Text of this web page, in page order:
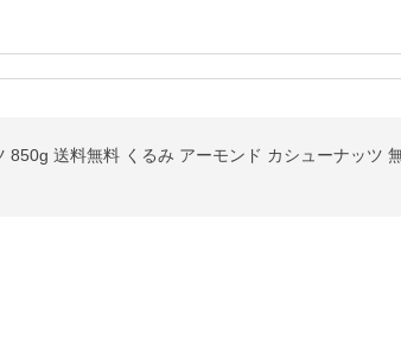
850g 送料無料 くるみ アーモンド カシューナッツ